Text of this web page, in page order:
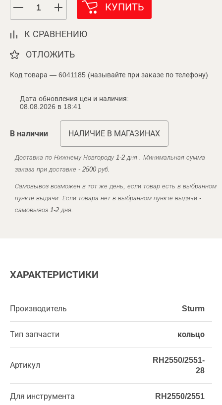
КУПИТЬ
К СРАВНЕНИЮ
ОТЛОЖИТЬ
Код товара — 6041185 (называйте при заказе по телефону)
Дата обновления цен и наличия:
08.08.2026 в 18:41
В наличии НАЛИЧИЕ В МАГАЗИНАХ
Доставка по Нижнему Новгороду 1-2 дня . Минимальная сумма
заказа при доставке - 2500 руб.
Самовывоз возможен в тот же день, если товар есть в выбранном
пункте выдачи. Если товара нет в выбранном пункте выдачи -
самовывоз 1-2 дня.
ХАРАКТЕРИСТИКИ
Производитель Sturm
Тип запчасти кольцо
Артикул
RH2550/2551-
28
Для инструмента RH2550/2551